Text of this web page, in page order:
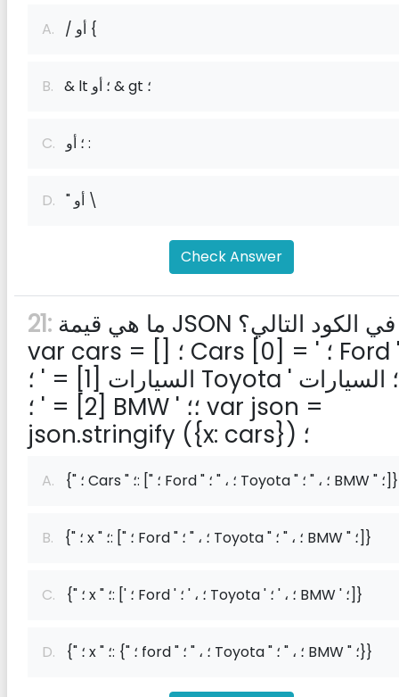
A. / أو {
B. & lt ؛ أو & gt ؛
C. ؛ أو :
D. " أو \
Check Answer
21:
var cars = [] ؛ Cars [0] = ' ؛ Ford ' ؛؛
السيارات [1] = ' ؛ Toyota ' ؛؛ السيارات
[2] = ' ؛ BMW ' ؛؛ var json =
json.stringify ({x: cars}) ؛
A. {" ؛ Cars " ؛: [" ؛ Ford " ؛ ، " ؛ Toyota " ؛ ، " ؛ BMW " ؛]}
B. {" ؛ x " ؛: [" ؛ Ford " ؛ ، " ؛ Toyota " ؛ ، " ؛ BMW " ؛]}
C. {" ؛ x " ؛: [' ؛ Ford ' ؛ ، ' ؛ Toyota ' ؛ ، ' ؛ BMW ' ؛]}
D. {" ؛ x " ؛: {" ؛ ford " ؛ ، " ؛ Toyota " ؛ ، " ؛ BMW " ؛}}